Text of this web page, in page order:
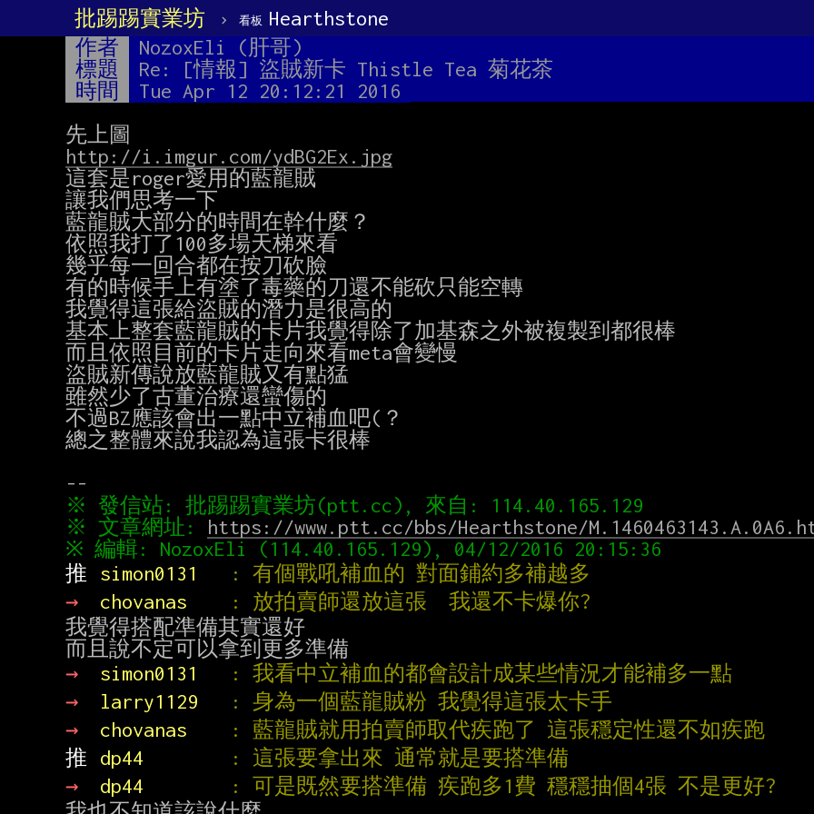
批踢踢實業坊 › 看板 Hearthstone
作者
NozoxEli (肝哥)
標題
Re: [情報] 盜賊新卡 Thistle Tea 菊花茶
時間
Tue Apr 12 20:12:21 2016
http://i.imgur.com/ydBG2Ex.jpg
這套是roger愛用的藍龍賊
讓我們思考一下
藍龍賊大部分的時間在幹什麼？
依照我打了100多場天梯來看
幾乎每一回合都在按刀砍臉
有的時候手上有塗了毒藥的刀還不能砍只能空轉
我覺得這張給盜賊的潛力是很高的
基本上整套藍龍賊的卡片我覺得除了加基森之外被複製到都很棒
而且依照目前的卡片走向來看meta會變慢
盜賊新傳說放藍龍賊又有點猛
雖然少了古董治療還蠻傷的
不過BZ應該會出一點中立補血吧(？
總之整體來說我認為這張卡很棒
※ 文章網址: https://www.ptt.cc/bbs/Hearthstone/
推
simon0131
: 有個戰吼補血的 對面鋪約多補越多
→
chovanas
: 放拍賣師還放這張  我還不卡爆你?
我覺得搭配準備其實還好
→
simon0131
: 我看中立補血的都會設計成某些情況才能補多一點
→
larry1129
: 身為一個藍龍賊粉 我覺得這張太卡手
→
chovanas
: 藍龍賊就用拍賣師取代疾跑了 這張穩定性還不如疾跑
推
dp44
: 這張要拿出來 通常就是要搭準備
→
dp44
: 可是既然要搭準備 疾跑多1費 穩穩抽個4張 不是更好?